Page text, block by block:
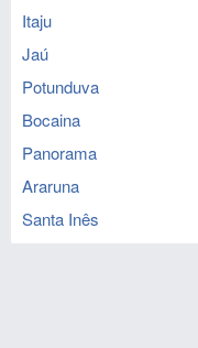
Itaju
Jaú
Potunduva
Bocaina
Panorama
Araruna
Santa Inês